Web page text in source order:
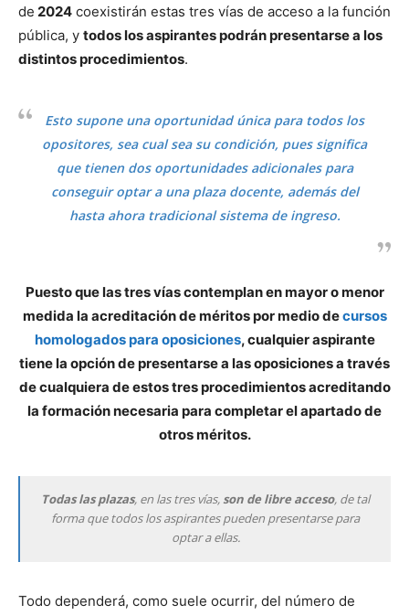
de 2024 coexistirán estas tres vías de acceso a la función
pública, y todos los aspirantes podrán presentarse a los
distintos procedimientos.
Esto supone una oportunidad única para todos los
opositores, sea cual sea su condición, pues significa
que tienen dos oportunidades adicionales para
conseguir optar a una plaza docente, además del
hasta ahora tradicional sistema de ingreso.
Puesto que las tres vías contemplan en mayor o menor
medida la acreditación de méritos por medio decursos
homologados para oposiciones, cualquier aspirante
tiene la opción de presentarse a las oposiciones a través
de cualquiera de estos tres procedimientos acreditando
la formación necesaria para completar el apartado de
otros méritos.
Todas las plazas, en las tres vías, son de libre acceso, de tal
forma que todos los aspirantes pueden presentarse para
optar a ellas.
Todo dependerá, como suele ocurrir, del número de